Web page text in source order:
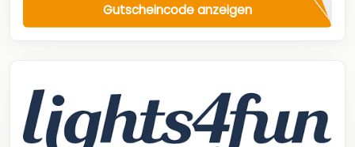
Gutscheincode anzeigen